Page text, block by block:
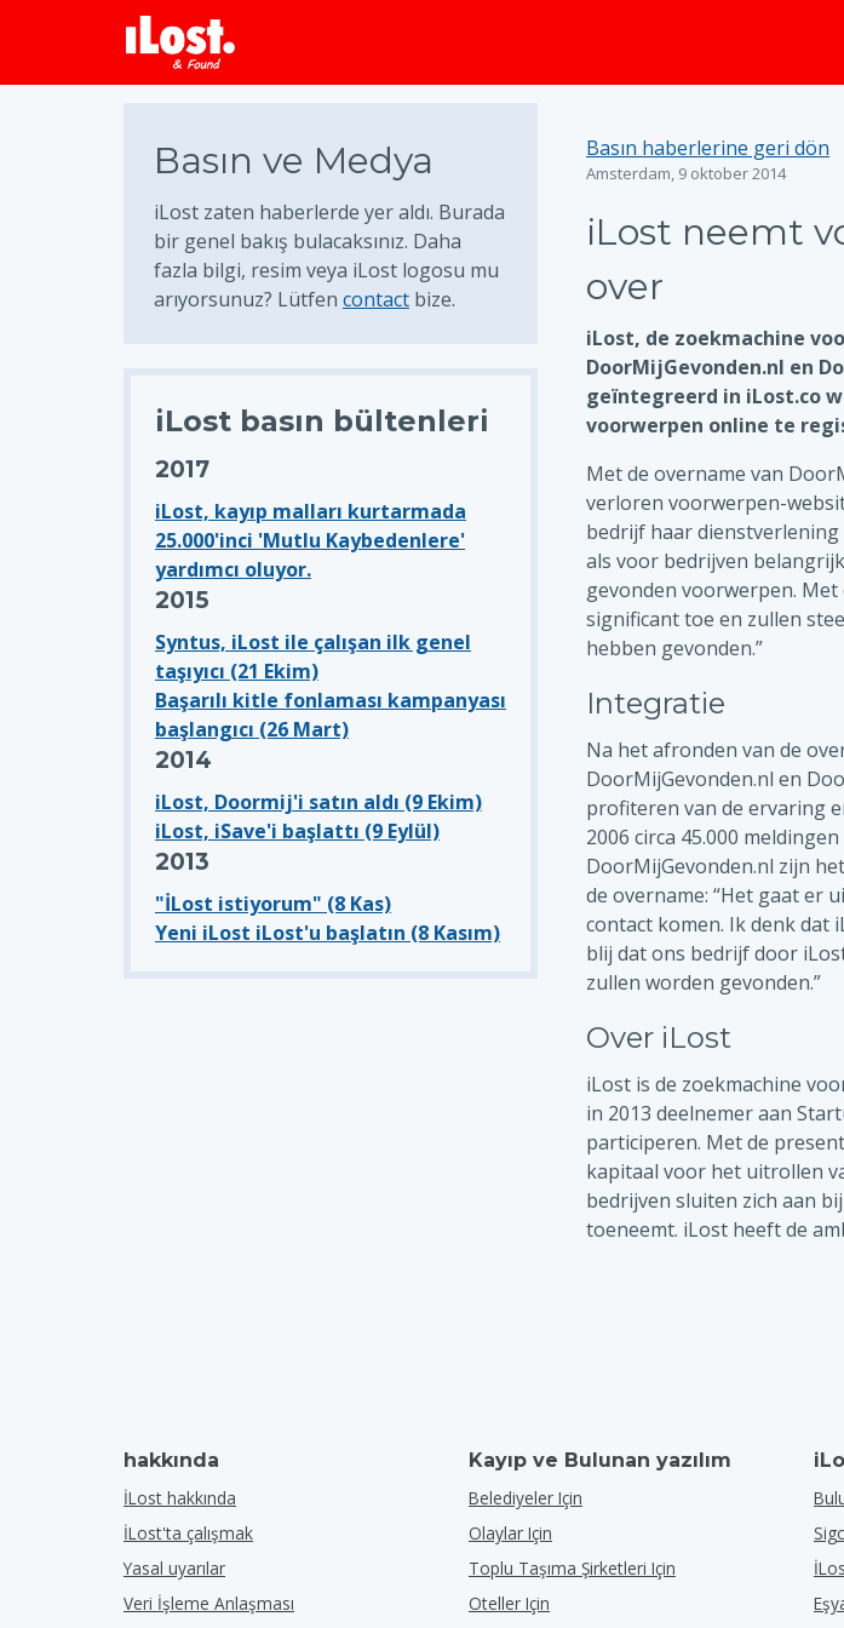
Basın ve Medya
iLost zaten haberlerde yer aldı. Burada
bir genel bakış bulacaksınız. Daha
fazla bilgi, resim veya iLost logosu mu
arıyorsunuz? Lütfen contact bize.
iLost basın bültenleri
2017
iLost, kayıp malları kurtarmada
25.000'inci 'Mutlu Kaybedenlere'
yardımcı oluyor.
2015
Syntus, iLost ile çalışan ilk genel
taşıyıcı (21 Ekim)
Başarılı kitle fonlaması kampanyası
başlangıcı (26 Mart)
2014
iLost, Doormij'i satın aldı (9 Ekim)
iLost, iSave'i başlattı (9 Eylül)
2013
"İLost istiyorum" (8 Kas)
Yeni iLost iLost'u başlatın (8 Kasım)
Basın haberlerine geri dön
Amsterdam, 9 oktober 2014
iLost neemt
over
iLost, de zoekmachine
DoorMijGevonden.nl en
geïntegreerd in iLost.co
voorwerpen online te
Met de overname van
verloren voorwerpen-
bedrijf haar
als voor bedrijven
gevonden voorwerpen.
significant toe en zullen
hebben gevonden.”
Integratie
Na het afronden van de
DoorMijGevonden.nl en
profiteren van de ervaring
2006 circa 45.000
DoorMijGevonden.nl zijn
de overname: “Het gaat er
contact komen. Ik denk dat
blij dat ons bedrijf door
zullen worden gevonden.”
Over iLost
iLost is de zoekmachine
in 2013 deelnemer aan
participeren. Met de
kapitaal voor het uitrollen
bedrijven sluiten zich aan
toeneemt. iLost heeft de
hakkında
İLost hakkında
İLost'ta çalışmak
Yasal uyarılar
Veri İşleme Anlaşması
Kayıp ve Bulunan yazılım
Belediyeler Için
Olaylar Için
Toplu Taşıma Şirketleri Için
Oteller Için